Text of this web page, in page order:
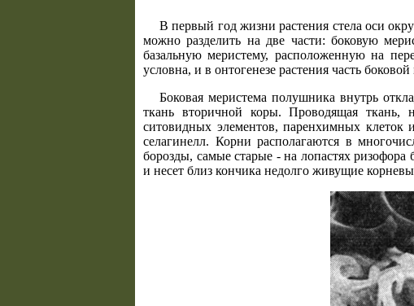
В первый год жизни растения стела оси
можно разделить на две части: боковую
базальную меристему, расположенную на
условна, и в онтогенезе растения часть
Боковая меристема полушника внутрь
ткань вторичной коры. Проводящая ткань,
ситовидных элементов, паренхимных
селагинелл. Корни располагаются в
борозды, самые старые - на лопастях
и несет близ кончика недолго живущие